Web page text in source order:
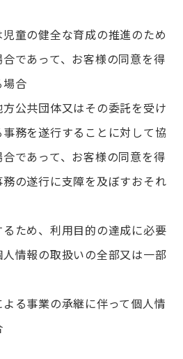
童の健全な育成の推進のため
であって、お客様の同意を得
場合
公共団体又はその委託を受け
務を遂行することに対して協
であって、お客様の同意を得
の遂行に支障を及ぼすおそれ
ため、利用目的の達成に必要
情報の取扱いの全部又は一部
る事業の承継に伴って個人情